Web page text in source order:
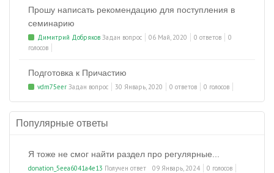
Прошу написать рекомендацию для поступления в
семинарию
Димитрий Добряков Задан вопрос 06 Май, 2020 0 ответов
0
голосов
Подготовка к Причастию
vdm75eer Задан вопрос 30 Январь, 2020 0 ответов 0 голосов
Популярные ответы
Я тоже не смог найти раздел про регулярные...
donation_5eea6041a4e13 Получен ответ 09 Январь, 2024 0 голосов